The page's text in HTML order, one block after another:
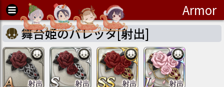
Armor
舞台姫のバレッタ[射出]